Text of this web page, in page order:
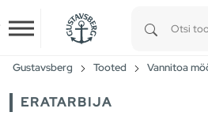
Skip to main content
Gustavsberg Tooted Vannitoa
ERATARBIJA